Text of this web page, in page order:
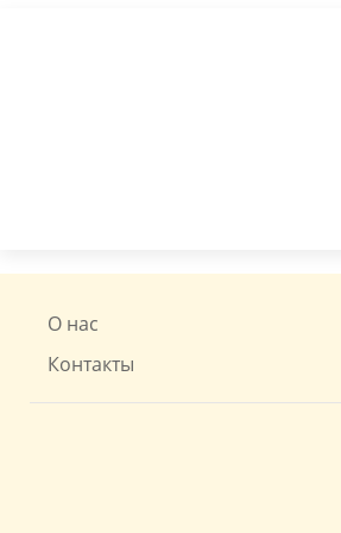
О нас
Контакты